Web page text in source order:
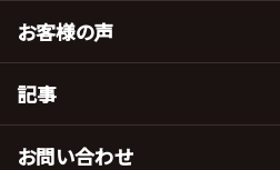
お客様の声
記事
お問い合わせ